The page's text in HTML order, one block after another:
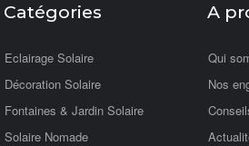
Catégories
Eclairage Solaire
Décoration Solaire
Fontaines & Jardin Solaire
Solaire Nomade
A
Qui
Nos